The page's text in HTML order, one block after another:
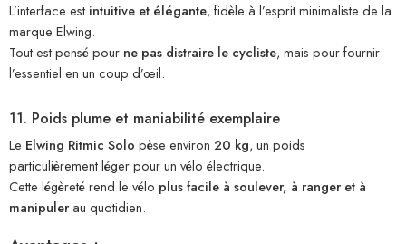
L’interface est intuitive et élégante, fidèle à l’esprit minimaliste de la
marque Elwing.
Tout est pensé pour ne pas distraire le cycliste, mais pour fournir
l’essentiel en un coup d’œil.
11. Poids plume et maniabilité exemplaire
Le Elwing Ritmic Solo pèse environ 20 kg, un poids
particulièrement léger pour un vélo électrique.
Cette légèreté rend le vélo plus facile à soulever, à ranger et à
manipulerau quotidien.